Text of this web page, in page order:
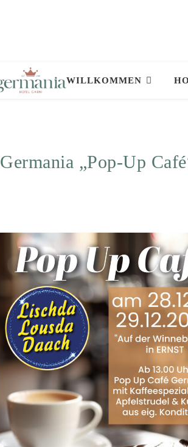
WILLKOMMEN
Germania „Pop-Up